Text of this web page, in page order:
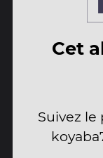
Cet
Suivez